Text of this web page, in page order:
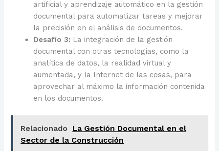
artificial y aprendizaje automático en la gestión
documental para automatizar tareas y mejorar
la precisión en el análisis de documentos.
Desafío 3: La integración de la gestión
documental con otras tecnologías, como la
analítica de datos, la realidad virtual y
aumentada, y la Internet de las cosas, para
aprovechar al máximo la información contenida
en los documentos.
Relacionado
La Gestión Documental en el
Sector de la Construcción